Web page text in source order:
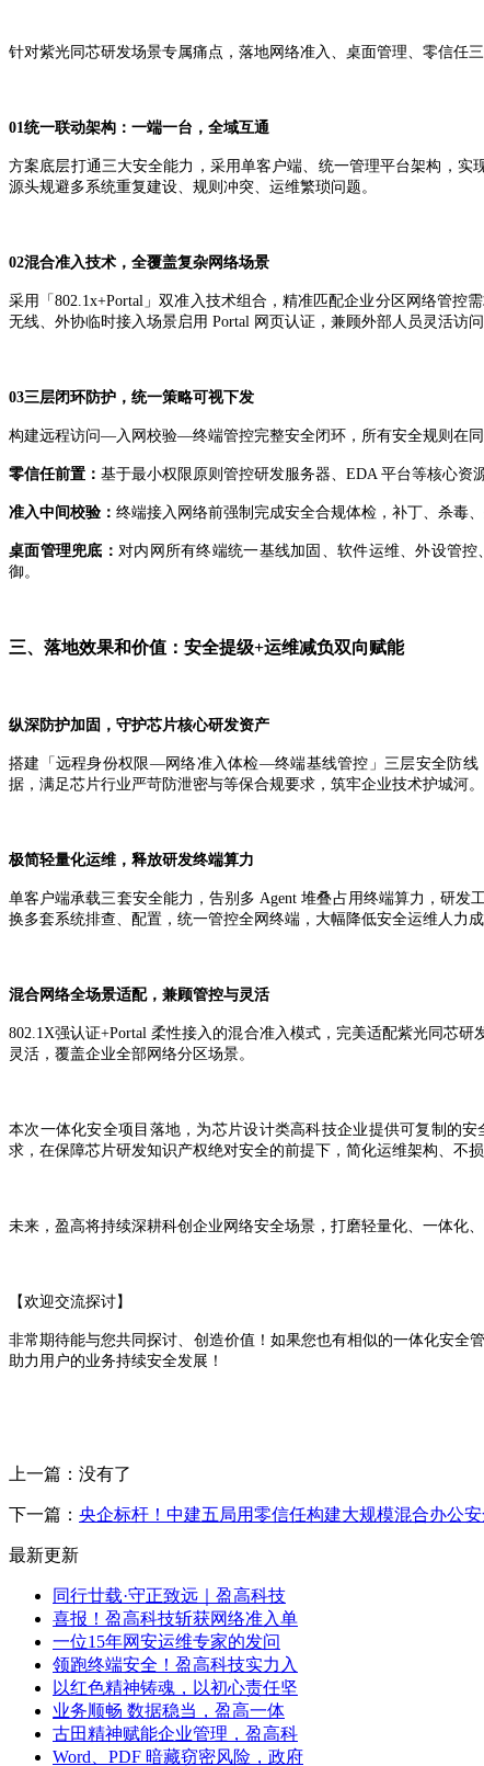
针对紫光同芯研发场景专属痛点，落地网络准入、桌面管理、零信任
01统一联动架构：一端一台，全域互通
方案底层打通三大安全能力，采用单客户端、统一管理平台架构，
源头规避多系统重复建设、规则冲突、运维繁琐问题。
02混合准入技术，全覆盖复杂网络场景
采用「802.1x+Portal 」双准入技术组合，精准匹配企业分区网络管控
无线、外协临时接入场景启用 Portal 网页认证，兼顾外部人员灵活访
03三层闭环防护，统一策略可视下发
构建远程访问—入网校验—终端管控完整安全闭环，所有安全规则在同
零信任前置： 基于最小权限原则管控研发服务器、 EDA 平台等核心资
准入中间校验： 终端接入网络前强制完成安全合规体检，补丁、杀毒
桌面管理兜底： 对内网所有终端统一基线加固、软件运维、外设管
御。
三、 落地效果和价值 ： 安全提级+运维减负双向赋能
纵深防护加固，守护芯片核心研发资产
搭建「远程身份权限—网络准入体检—终端基线管控」三层安全防线
据，满足芯片行业严苛防泄密与等保合规要求，筑牢企业技术护城河。
极简轻量化运维，释放研发终端算力
单客户端承载三套安全能力，告别多 Agent堆叠占用终端算力，研发
换多套系统排查、配置，统一管控全网终端，大幅降低安全运维人力成
混合网络全场景适配，兼顾管控与灵活
802.1X强认证+Portal柔性接入的混合准入模式，完美适配紫光同芯
灵活，覆盖企业全部网络分区场景。
本次一体化安全项目落地，为芯片设计类高科技企业提供可复制的
求，在保障芯片研发知识产权绝对安全的前提下，简化运维架构、不
未来，盈高将持续深耕科创企业网络安全场景，打磨轻量化、一体化
【欢迎交流探讨】
非常期待能与您共同探讨、创造价值！如果您也有相似的一体化安全
助力用户的业务持续安全发展！
上一篇：没有了
下一篇： 央企标杆！中建五局用零信任构建大规模混合办公
最新更新
同行廿载·守正致远｜盈高科技
喜报！盈高科技斩获网络准入单
一位15年网安运维专家的发问
领跑终端安全！盈高科技实力入
以红色精神铸魂，以初心责任坚
业务顺畅 数据稳当，盈高一体
古田精神赋能企业管理，盈高科
Word、PDF 暗藏窃密风险，政府